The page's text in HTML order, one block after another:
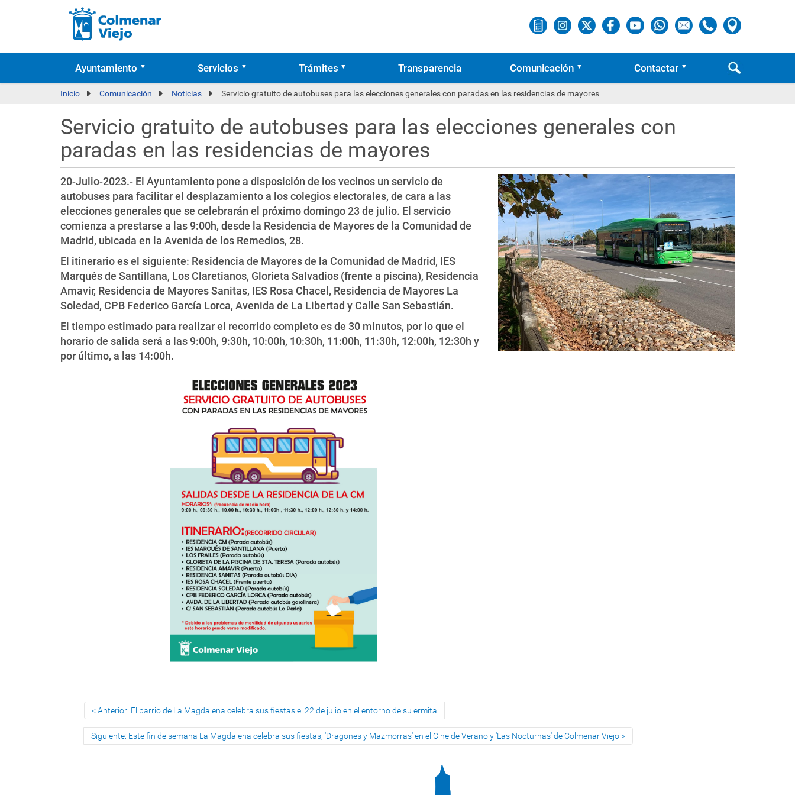
Ayuntamiento Servicios Trámites Transparencia Comunicación Contactar
Inicio Comunicación Noticias Servicio gratuito de autobuses para las elecciones generales con paradas en las residencias de mayores
Servicio gratuito de autobuses para las elecciones generales con
paradas en las residencias de mayores
20-Julio-2023.- El Ayuntamiento pone a disposición de los vecinos un servicio de
autobuses para facilitar el desplazamiento a los colegios electorales, de cara a las
elecciones generales que se celebrarán el próximo domingo 23 de julio. El servicio
comienza a prestarse a las 9:00h, desde la Residencia de Mayores de la Comunidad de
Madrid, ubicada en la Avenida de los Remedios, 28.
El itinerario es el siguiente: Residencia de Mayores de la Comunidad de Madrid, IES
Marqués de Santillana, Los Claretianos, Glorieta Salvadios (frente a piscina), Residencia
Amavir, Residencia de Mayores Sanitas, IES Rosa Chacel, Residencia de Mayores La
Soledad, CPB Federico García Lorca, Avenida de La Libertad y Calle San Sebastián.
El tiempo estimado para realizar el recorrido completo es de 30 minutos, por lo que el
horario de salida será a las 9:00h, 9:30h, 10:00h, 10:30h, 11:00h, 11:30h, 12:00h, 12:30h y
por último, a las 14:00h.
Anterior: El barrio de La Magdalena celebra sus fiestas el 22 de julio en el entorno de su ermita
Siguiente: Este fin de semana La Magdalena celebra sus fiestas, 'Dragones y Mazmorras' en el Cine de Verano y 'Las Nocturnas' de Colmenar Viejo